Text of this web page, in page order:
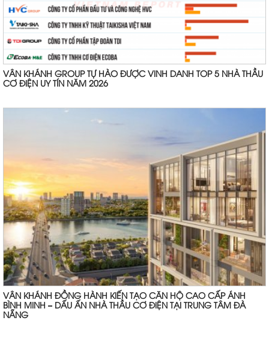
VÂN KHÁNH GROUP TỰ HÀO ĐƯỢC VINH DANH TOP 5 NHÀ THẦU
CƠ ĐIỆN UY TÍN NĂM 2026
VÂN KHÁNH ĐỒNG HÀNH KIẾN TẠO CĂN HỘ CAO CẤP ÁNH
BÌNH MINH – DẤU ẤN NHÀ THẦU CƠ ĐIỆN TẠI TRUNG TÂM ĐÀ
NẴNG